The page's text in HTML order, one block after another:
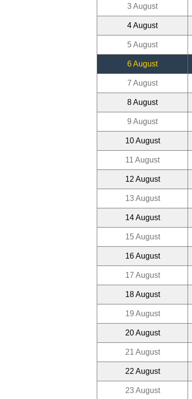
3 August
4 August
5 August
6 August
7 August
8 August
9 August
10 August
11 August
12 August
13 August
14 August
15 August
16 August
17 August
18 August
19 August
20 August
21 August
22 August
23 August